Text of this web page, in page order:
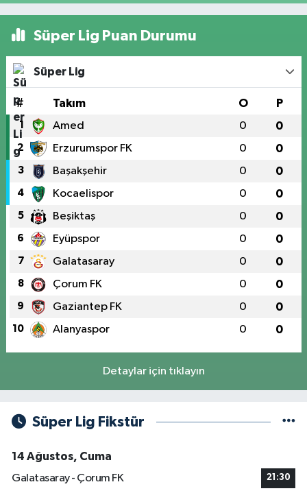
Süper Lig Puan Durumu
Süper Lig
# Takım O P
1 Amed 0 0
2 Erzurumspor FK 0 0
3 Başakşehir 0 0
4 Kocaelispor 0 0
5 Beşiktaş 0 0
6 Eyüpspor 0 0
7 Galatasaray 0 0
8 Çorum FK 0 0
9 Gaziantep FK 0 0
10 Alanyaspor 0 0
Detaylar için tıklayın
Süper Lig Fikstür
14 Ağustos, Cuma
Galatasaray - Çorum FK
21:30